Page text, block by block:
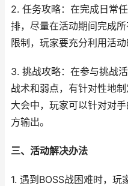
2. 任务攻略：在完成日常
排，尽量在活动期间完成
限制，玩家要充分利用活
3. 挑战攻略：在参与挑战
战术和弱点，有针对性地
大会中，玩家可以针对对
方输出。
三、活动解决办法
1. 遇到BOSS战困难时，